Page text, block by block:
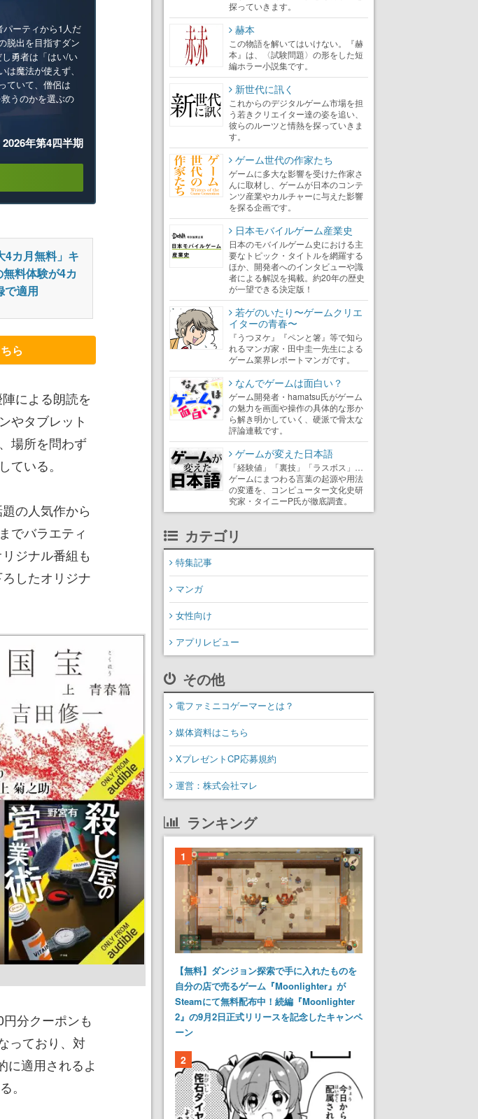
パーティから1人だ
脱出を目指すダン
勇者は「はい/い
魔法が使えず、
ていて、僧侶は
うのかを選ぶの
年第4四半期
カ月無料」キ
料体験が4カ
で適用
ら
による朗読を
やタブレット
場所を問わず
いる。
の人気作から
でバラエティ
ジナル番組も
したオリジナ
分クーポンも
っており、対
に適用されるよ
。
探っていきます。
赫本
この物語を解いてはいけない。『赫
本』は、〈試験問題〉の形をした短
編ホラー小説集です。
新世代に訊く
これからのデジタルゲーム市場を担
う若きクリエイター達の姿を追い、
彼らのルーツと情熱を探っていきま
す。
ゲーム世代の作家たち
ゲームに多大な影響を受けた作家さ
んに取材し、ゲームが日本のコンテ
ンツ産業やカルチャーに与えた影響
を探る企画です。
日本モバイルゲーム産業史
日本のモバイルゲーム史における主
要なトピック・タイトルを網羅する
ほか、開発者へのインタビューや識
者による解説を掲載。約20年の歴史
が一望できる決定版！
若ゲのいたり〜ゲームクリエ
イターの青春〜
『うつヌケ』『ペンと箸』等で知ら
れるマンガ家・田中圭一先生による
ゲーム業界レポートマンガです。
なんでゲームは面白い？
ゲーム開発者・hamatsu氏がゲーム
の魅力を画面や操作の具体的な形か
ら解き明かしていく、硬派で骨太な
評論連載です。
ゲームが変えた日本語
「経験値」「裏技」「ラスボス」…
ゲームにまつわる言葉の起源や用法
の変遷を、コンピューター文化史研
究家・タイニーP氏が徹底調査。
カテゴリ
特集記事
マンガ
女性向け
アプリレビュー
その他
電ファミニコゲーマーとは？
媒体資料はこちら
XプレゼントCP応募規約
運営：株式会社マレ
ランキング
1
【無料】ダンジョン探索で手に入れたものを
自分の店で売るゲーム『Moonlighter』が
Steamにて無料配布中！続編『Moonlighter
2』の9月2日正式リリースを記念したキャンペ
ーン
2